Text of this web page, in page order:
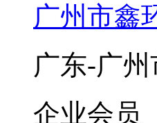
广州市鑫
广东-广州
企业会员